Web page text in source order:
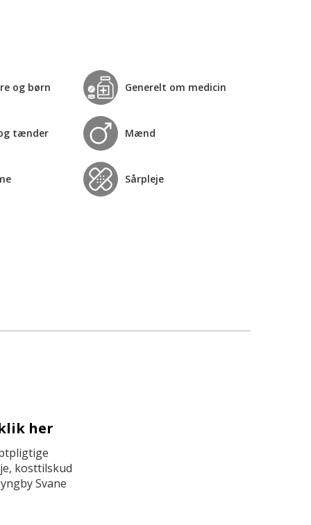
og børn Generelt om medicin
tænder Mænd
Sårpleje
her
kosttilskud
Svane